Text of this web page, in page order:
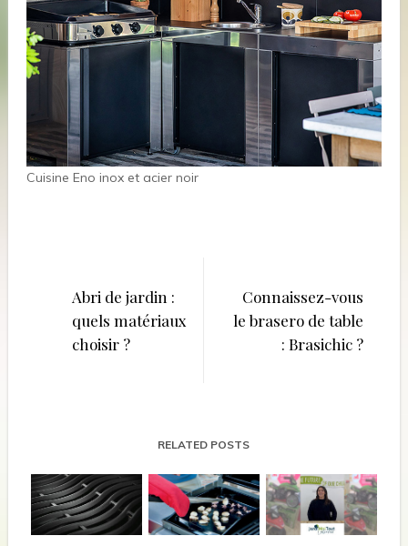
Cuisine Eno inox et acier noir
l’article
Abri de jardin :
quels matériaux
choisir ?
Connaissez-vous
le brasero de table
: Brasichic ?
RELATED POSTS